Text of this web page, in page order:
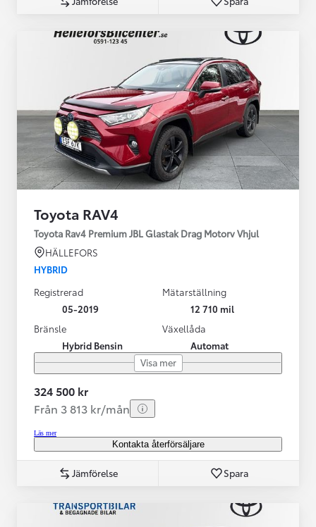
Toyota RAV4
Toyota Rav4 Premium JBL Glastak Drag Motorv Vhjul
HÄLLEFORS
HYBRID
Registrerad
05-2019
Mätarställning
12 710 mil
Bränsle
Hybrid Bensin
Växellåda
Automat
Visa mer
324 500 kr
Från 3 813 kr/mån
Läs mer
Kontakta återförsäljare
Jämförelse Spara